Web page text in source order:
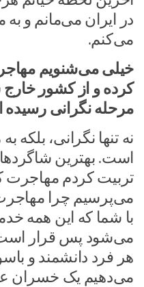
در ایران می‌مانم و
می‌کنم.
خیلی می‌شنویم
کرده و از کشور خارج
مرحله نگرانی
نه تنها نگرانی، بلکه
است. بهترین
تربیت کردم مهاجرت
می‌پرسیم چرا
با شما که این همه
می‌شود پس قرار است
هر فرد دانشمند و
می‌دهیم یک خسران